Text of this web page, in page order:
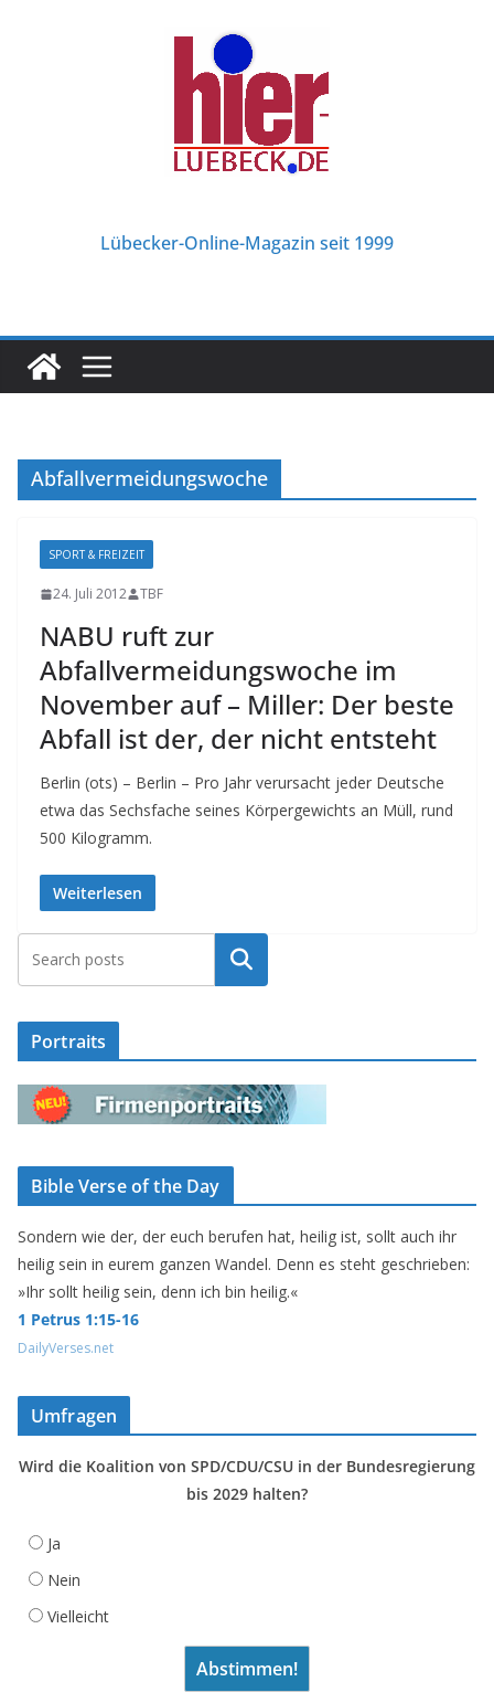
Lübecker-Online-Magazin seit 1999
Abfallvermeidungswoche
SPORT & FREIZEIT
24. Juli 2012 TBF
NABU ruft zur
Abfallvermeidungswoche im
November auf – Miller: Der beste
Abfall ist der, der nicht entsteht
Berlin (ots) – Berlin – Pro Jahr verursacht jeder Deutsche
etwa das Sechsfache seines Körpergewichts an Müll, rund
500 Kilogramm.
Weiterlesen
Suchen
Portraits
Bible Verse of the Day
Sondern wie der, der euch berufen hat, heilig ist, sollt auch ihr
heilig sein in eurem ganzen Wandel. Denn es steht geschrieben:
»Ihr sollt heilig sein, denn ich bin heilig.«
1 Petrus 1:15-16
DailyVerses.net
Umfragen
Wird die Koalition von SPD/CDU/CSU in der Bundesregierung
bis 2029 halten?
Ja
Nein
Vielleicht